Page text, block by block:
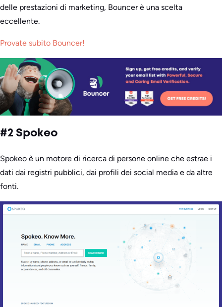
delle prestazioni di marketing, Bouncer è una scelta
eccellente.
Provate subito Bouncer!
#2 Spokeo
Spokeo è un motore di ricerca di persone online che estrae i
dati dai registri pubblici, dai profili dei social media e da altre
fonti.